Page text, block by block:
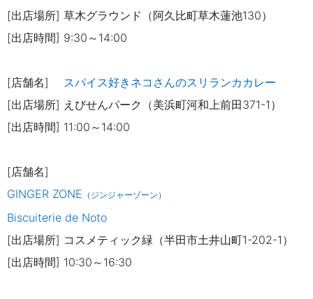
[出店場所] 草木グラウンド（阿久比町草木蓮池130）
[出店時間] 9:30～14:00
[店舗名] スパイス好きネコさんのスリランカカレー
[出店場所] えびせんパーク（美浜町河和上前田371-1）
[出店時間] 11:00～14:00
[店舗名]
GINGER ZONE （ジンジャーゾーン）
Biscuiterie de Noto
[出店場所] コスメティック緑（半田市土井山町1-202-1）
[出店時間] 10:30～16:30